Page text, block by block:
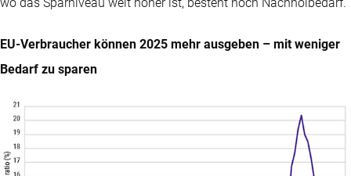
EU-Verbraucher können 2025 mehr ausgeben – mit weniger
Bedarf zu sparen